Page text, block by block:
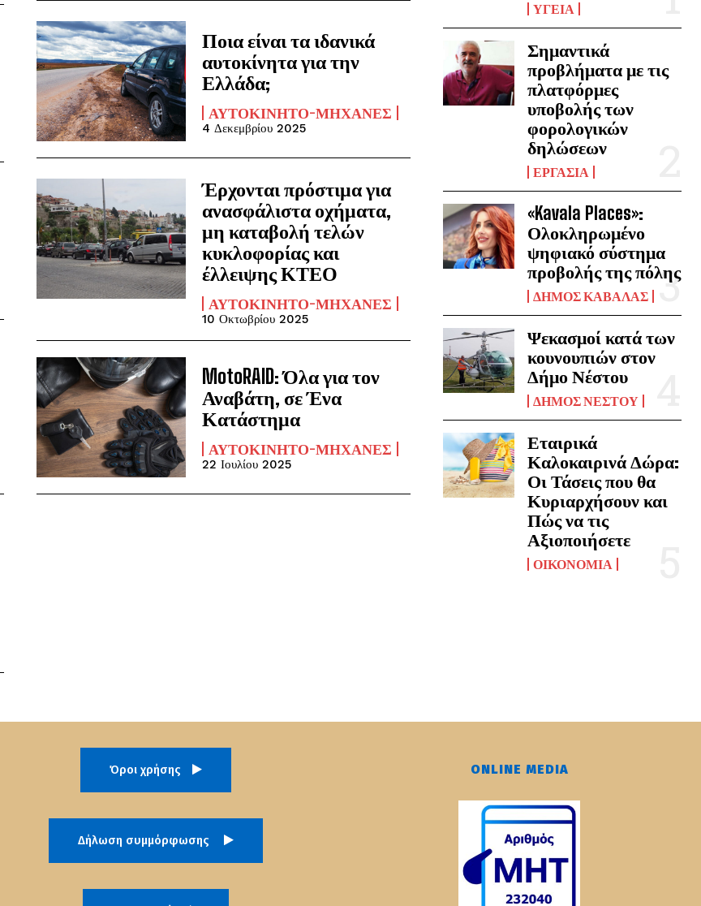
Ποια είναι τα ιδανικά
αυτοκίνητα για την
Ελλάδα;
ΑΥΤΟΚΊΝΗΤΟ-ΜΗΧΑΝΈΣ
4 Δεκεμβρίου 2025
Έρχονται πρόστιμα για
ανασφάλιστα οχήματα,
μη καταβολή τελών
κυκλοφορίας και
έλλειψης ΚΤΕΟ
ΑΥΤΟΚΊΝΗΤΟ-ΜΗΧΑΝΈΣ
10 Οκτωβρίου 2025
MotoRAID: Όλα για τον
Αναβάτη, σε Ένα
Κατάστημα
ΑΥΤΟΚΊΝΗΤΟ-ΜΗΧΑΝΈΣ
22 Ιουλίου 2025
ΥΓΕΊΑ
Σημαντικά
προβλήματα με τις
πλατφόρμες
υποβολής των
φορολογικών
δηλώσεων
ΕΡΓΑΣΊΑ
«Kavala Places»:
Ολοκληρωμένο
ψηφιακό σύστημα
προβολής της πόλης
ΔΉΜΟΣ ΚΑΒΆΛΑΣ
Ψεκασμοί κατά των
κουνουπιών στον
Δήμο Νέστου
ΔΉΜΟΣ ΝΈΣΤΟΥ
Εταιρικά
Καλοκαιρινά Δώρα:
Οι Τάσεις που θα
Κυριαρχήσουν και
Πώς να τις
Αξιοποιήσετε
ΟΙΚΟΝΟΜΊΑ
Όροι χρήσης
Δήλωση συμμόρφωσης
ONLINE MEDIA